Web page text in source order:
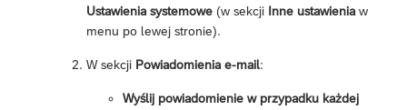
Ustawienia systemowe (w sekcji Inne ustawienia w
menu po lewej stronie).
W sekcji Powiadomienia e-mail:
Wyślij powiadomienie w przypadku każdej